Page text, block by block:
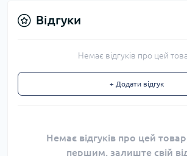
Відгуки
Немає відгуків про цей
+ Додати відгук
Немає відгуків про цей
першим, залиште свій